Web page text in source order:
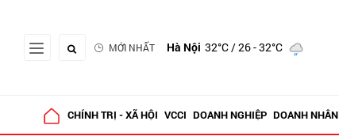
MỚI NHẤT Hà Nội 32°C/ 26 - 32°C
CHÍNH TRỊ - XÃ HỘI VCCI DOANH NGHIỆP DOANH NHÂN